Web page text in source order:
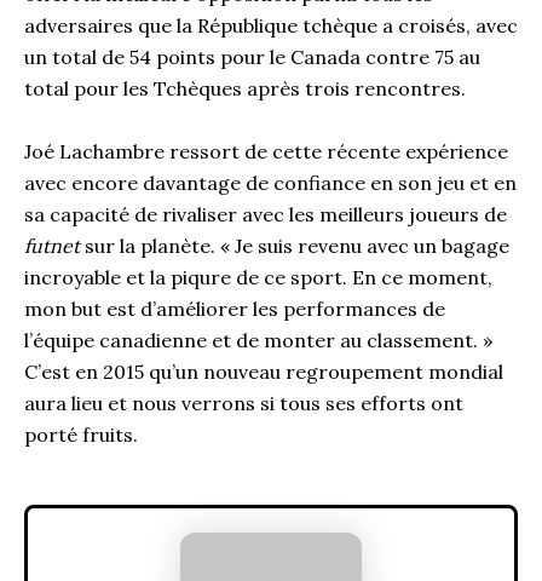
adversaires que la République tchèque a croisés, avec
un total de 54 points pour le Canada contre 75 au
total pour les Tchèques après trois rencontres.
Joé Lachambre ressort de cette récente expérience
avec encore davantage de confiance en son jeu et en
sa capacité de rivaliser avec les meilleurs joueurs de
futnetsur la planète. « Je suis revenu avec un bagage
incroyable et la piqure de ce sport. En ce moment,
mon but est d’améliorer les performances de
l’équipe canadienne et de monter au classement. »
C’est en 2015 qu’un nouveau regroupement mondial
aura lieu et nous verrons si tous ses efforts ont
porté fruits.